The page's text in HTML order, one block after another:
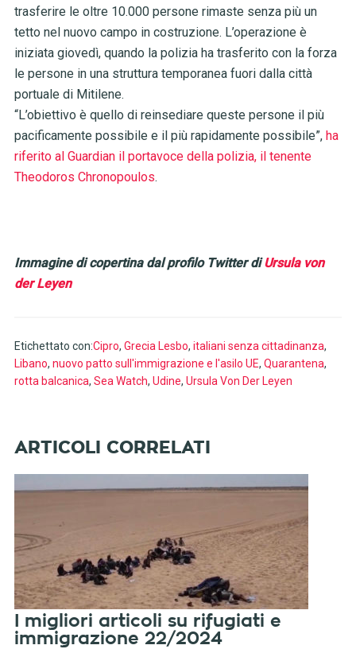
trasferire le oltre 10.000 persone rimaste senza più un
tetto nel nuovo campo in costruzione. L’operazione è
iniziata giovedì, quando la polizia ha trasferito con la forza
le persone in una struttura temporanea fuori dalla città
portuale di Mitilene.
“L’obiettivo è quello di reinsediare queste persone il più
pacificamente possibile e il più rapidamente possibile”, ha
riferito al Guardian il portavoce della polizia, il tenente
Theodoros Chronopoulos.
Immagine di copertina dal profilo Twitter diUrsula von
der Leyen
Etichettato con:Cipro, Grecia Lesbo, italiani senza cittadinanza,
Libano, nuovo patto sull'immigrazione e l'asilo UE, Quarantena,
rotta balcanica, Sea Watch, Udine, Ursula Von Der Leyen
I migliori articoli su rifugiati e
immigrazione 22/2024